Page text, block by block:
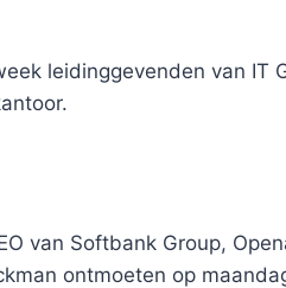
leidinggevenden van IT
van Softbank Group,
ontmoeten op